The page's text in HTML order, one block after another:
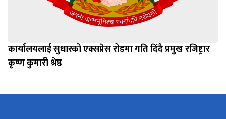
कार्यालयलाई सुधारको एक्सप्रेस रोडमा गति दिंदै प्रमुख रजिष्ट्रार
कृष्ण कुमारी श्रेष्ठ